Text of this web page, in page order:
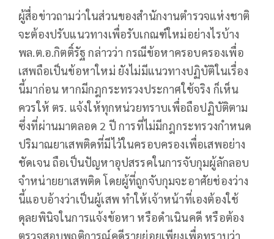
ผู้สื่อข่าวถามว่าในส่วนของสำนักงานตำรวจแห่งชาติ
จะต้องปรับแนวทางเพื่อรับเกณฑ์ใหม่อย่างไรบ้าง
พล.ต.อ.กิตติ์รัฐ กล่าวว่า กรณีข้อหาครอบครองเพื่อ
เสพถือเป็นข้อหาใหม่ ยังไม่มีแนวทางปฏิบัติในเรื่อง
นี้มาก่อน หากมีกฎกระทรวงประกาศใช้จริง ก็เห็น
ควรให้ ตร. แจ้งให้ทุกหน่วยทราบเพื่อถือปฏิบัติตาม
ซึ่งที่ผ่านมาตลอด 2 ปี การที่ไม่มีกฎกระทรวงกำหนด
ปริมาณยาเสพติดที่มีไว้ในครอบครองเพื่อเสพอย่าง
ชัดเจน ถือเป็นปัญหาอุปสรรคในการจับกุมผู้ลักลอบ
จำหน่ายยาเสพติด โดยผู้ที่ถูกจับกุมจะอาศัยช่องว่าง
นี้แอบอ้างว่าเป็นผู้เสพ ทำให้เจ้าหน้าที่เองต้องใช้
ดุลยพินิจในการแจ้งข้อหา หรือดำเนินคดี หรือต้อง
ตรวจสอบพฤติการณ์คดีรายย่อยเพียงเพื่อทราบว่า